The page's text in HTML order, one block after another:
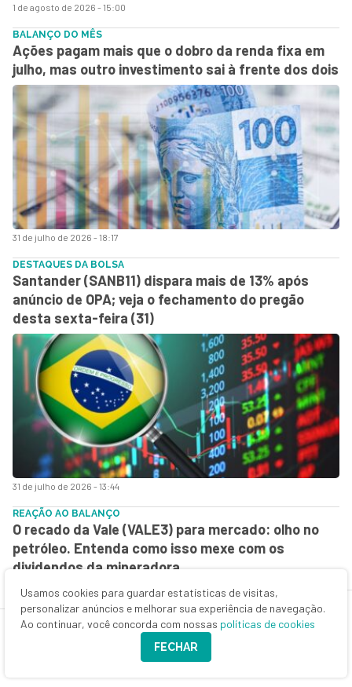
1 de agosto de 2026 - 15:00
31 de julho de 2026 - 18:17
BALANÇO DO MÊS
Ações pagam mais que o dobro da renda fixa em
julho, mas outro investimento sai à frente dos dois
31 de julho de 2026 - 13:44
DESTAQUES DA BOLSA
Santander (SANB11) dispara mais de 13% após
anúncio de OPA; veja o fechamento do pregão
desta sexta-feira (31)
REAÇÃO AO BALANÇO
O recado da Vale (VALE3) para mercado: olho no
petróleo. Entenda como isso mexe com os
dividendos da mineradora
Usamos cookies para guardar estatísticas de visitas,
personalizar anúncios e melhorar sua experiência de navegação.
Ao continuar, você concorda com nossas políticas de cookies
FECHAR